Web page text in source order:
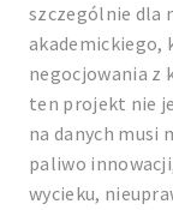
szczególnie dla
akademickiego,
negocjowania z
ten projekt nie
na danych musi
paliwo
wycieku,